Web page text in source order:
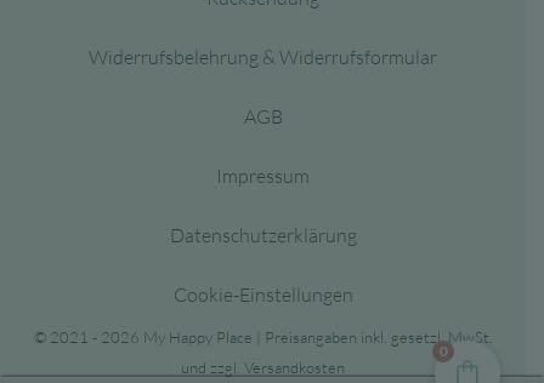
Widerrufsbelehrung & Widerrufsformular
AGB
Impressum
Datenschutzerklärung
Cookie-Einstellungen
© 2021 - 2026 My Happy Place | Preisangaben inkl. gesetzl. MwSt.
und zzgl. Versandkosten
0